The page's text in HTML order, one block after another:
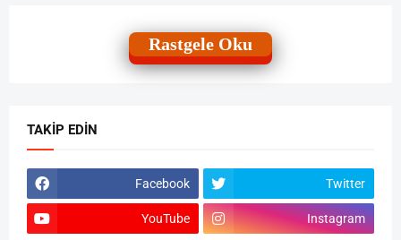
Rastgele Oku
TAKIP EDIN
Facebook Twitter
YouTube Instagram